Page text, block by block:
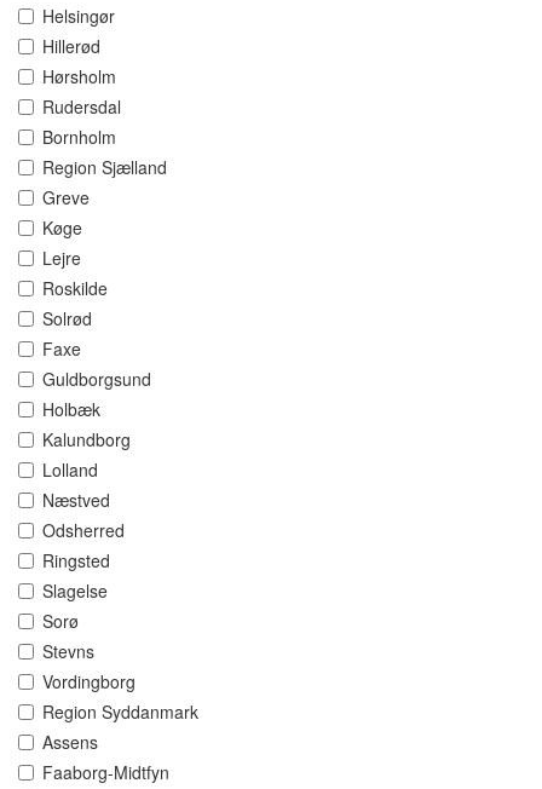
Helsingør
Hillerød
Hørsholm
Rudersdal
Bornholm
Region Sjælland
Greve
Køge
Lejre
Roskilde
Solrød
Faxe
Guldborgsund
Holbæk
Kalundborg
Lolland
Næstved
Odsherred
Ringsted
Slagelse
Sorø
Stevns
Vordingborg
Region Syddanmark
Assens
Faaborg-Midtfyn